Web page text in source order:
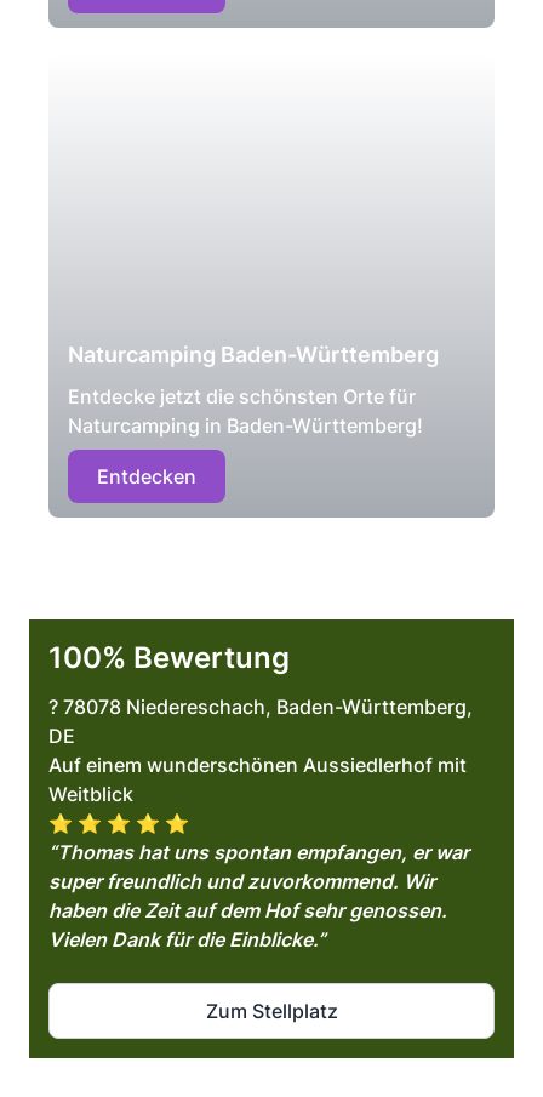
Naturcamping Baden-Württemberg
Entdecke jetzt die schönsten Orte für
Naturcamping in Baden-Württemberg!
Entdecken
100% Bewertung
? 78078 Niedereschach, Baden-Württemberg,
DE
Auf einem wunderschönen Aussiedlerhof mit
Weitblick
⭐️ ⭐️ ⭐️ ⭐️ ⭐️
“Thomas hat uns spontan empfangen, er war
super freundlich und zuvorkommend. Wir
haben die Zeit auf dem Hof sehr genossen.
Vielen Dank für die Einblicke.”
Zum Stellplatz